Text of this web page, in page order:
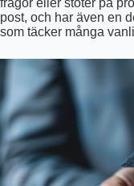
post, och har även en
som täcker många